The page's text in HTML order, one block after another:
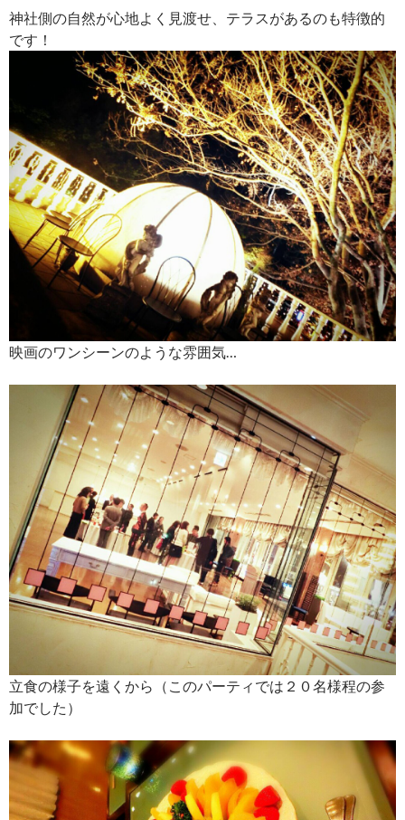
神社側の自然が心地よく見渡せ、テラスがあるのも特徴的
です！
映画のワンシーンのような雰囲気…
立食の様子を遠くから（このパーティでは２０名様程の参
加でした）